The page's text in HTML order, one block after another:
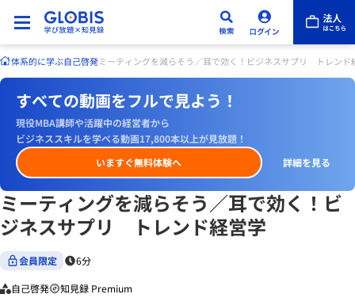
体系的に学ぶ自己啓発ミーティングを減らそう／耳で効く！ビジネスサプリ トレンド
すべての動画をフルで見よう！
現役MBA講師や活躍中の経営者から
ビジネススキルを学べる動画17,800本以上が見放題！
いますぐ無料体験へ
詳細を見る
ミーティングを減らそう／耳で効く！ビ
ジネスサプリ トレンド経営学
会員限定 6分
自己啓発 知見録 Premium